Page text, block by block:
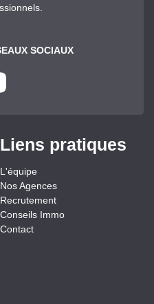
SOCIAUX
Liens pratiques
L'équipe
Nos Agences
Recrutement
Conseils Immo
Contact